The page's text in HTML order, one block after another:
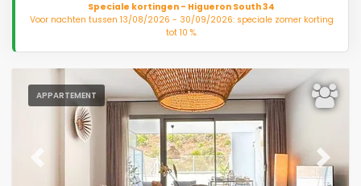
Speciale kortingen - Higueron South 34
Voor nachten tussen 13/08/2026 - 30/09/2026: speciale zomer korting
tot 10 %.
APPARTEMENT
Previous Next